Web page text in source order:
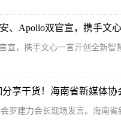
宣，携手文心一言开创全新智
罗建力会长现场发言。海南